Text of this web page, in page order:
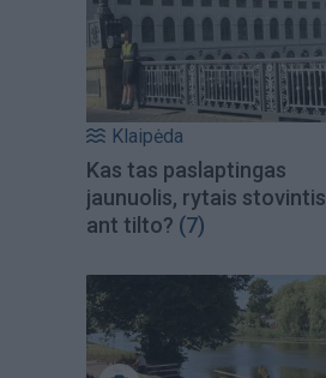
Klaipėda
Kas tas paslaptingas
jaunuolis, rytais stovintis
ant tilto? (7)